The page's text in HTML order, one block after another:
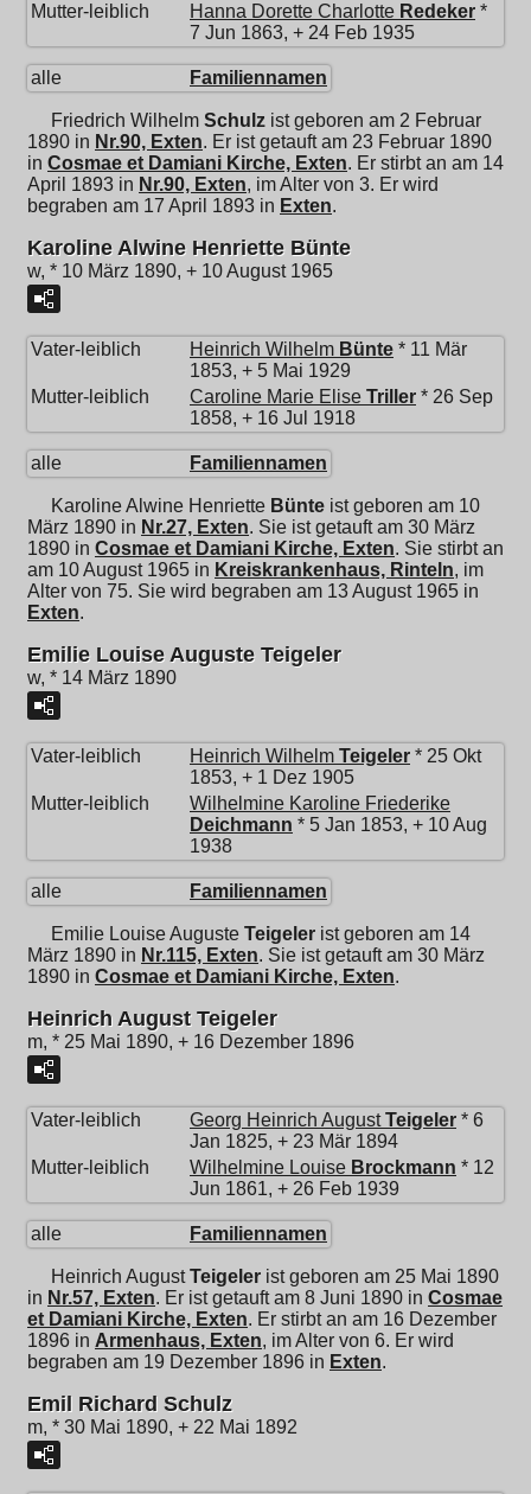
Mutter-leiblich
Hanna Dorette Charlotte Redeker *
7 Jun 1863, + 24 Feb 1935
alle Familiennamen
Friedrich Wilhelm Schulz ist geboren am 2 Februar
1890 in Nr.90, Exten. Er ist getauft am 23 Februar 1890
in Cosmae et Damiani Kirche, Exten. Er stirbt an am 14
April 1893 in Nr.90, Exten, im Alter von 3. Er wird
begraben am 17 April 1893 in Exten.
Karoline Alwine Henriette Bünte
w, * 10 März 1890, + 10 August 1965
Vater-leiblich Heinrich Wilhelm Bünte * 11 Mär
1853, + 5 Mai 1929
Mutter-leiblich
Caroline Marie Elise Triller * 26 Sep
1858, + 16 Jul 1918
alle Familiennamen
Karoline Alwine Henriette Bünte ist geboren am 10
März 1890 in Nr.27, Exten. Sie ist getauft am 30 März
1890 in Cosmae et Damiani Kirche, Exten. Sie stirbt an
am 10 August 1965 in Kreiskrankenhaus, Rinteln, im
Alter von 75. Sie wird begraben am 13 August 1965 in
Exten.
Emilie Louise Auguste Teigeler
w, * 14 März 1890
Vater-leiblich Heinrich Wilhelm Teigeler * 25 Okt
1853, + 1 Dez 1905
Mutter-leiblich
Wilhelmine Karoline Friederike
Deichmann * 5 Jan 1853, + 10 Aug
1938
alle Familiennamen
Emilie Louise Auguste Teigeler ist geboren am 14
März 1890 in Nr.115, Exten. Sie ist getauft am 30 März
1890 in Cosmae et Damiani Kirche, Exten.
Heinrich August Teigeler
m, * 25 Mai 1890, + 16 Dezember 1896
Vater-leiblich Georg Heinrich August Teigeler * 6
Jan 1825, + 23 Mär 1894
Mutter-leiblich
Wilhelmine Louise Brockmann * 12
Jun 1861, + 26 Feb 1939
alle Familiennamen
Heinrich August Teigeler ist geboren am 25 Mai 1890
in Nr.57, Exten. Er ist getauft am 8 Juni 1890 in Cosmae
et Damiani Kirche, Exten. Er stirbt an am 16 Dezember
1896 in Armenhaus, Exten, im Alter von 6. Er wird
begraben am 19 Dezember 1896 in Exten.
Emil Richard Schulz
m, * 30 Mai 1890, + 22 Mai 1892